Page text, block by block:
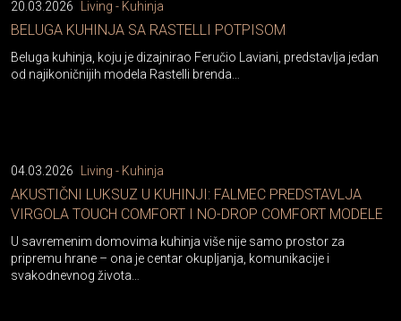
20.03.2026 Living - Kuhinja
BELUGA KUHINJA SA RASTELLI POTPISOM
Beluga kuhinja, koju je dizajnirao Feručio Laviani, predstavlja jedan
od najikoničnijih modela Rastelli brenda…
04.03.2026 Living - Kuhinja
AKUSTIČNI LUKSUZ U KUHINJI: FALMEC PREDSTAVLJA
VIRGOLA TOUCH COMFORT I NO-DROP COMFORT MODELE
U savremenim domovima kuhinja više nije samo prostor za
pripremu hrane – ona je centar okupljanja, komunikacije i
svakodnevnog života…